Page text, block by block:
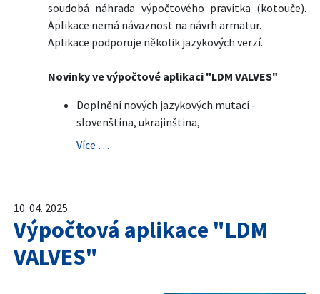
soudobá náhrada výpočtového pravítka (kotouče).
Aplikace nemá návaznost na návrh armatur.
Aplikace podporuje několik jazykových verzí.
Novinky ve výpočtové aplikaci "LDM VALVES"
Doplnění nových jazykových mutací -
slovenština, ukrajinština,
Více …
10. 04. 2025
Výpočtová aplikace "LDM
VALVES"